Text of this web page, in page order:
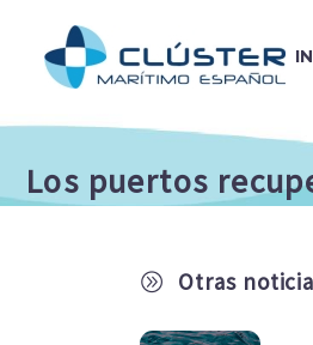
Los puertos
A Otras